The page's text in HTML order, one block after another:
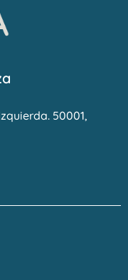
50001,